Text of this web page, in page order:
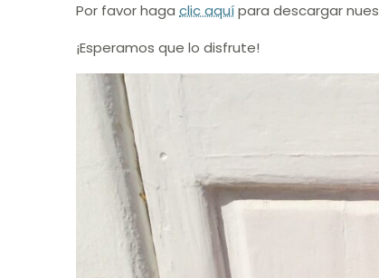
Por favor haga clic aquípara descargar
¡Esperamos que lo disfrute!